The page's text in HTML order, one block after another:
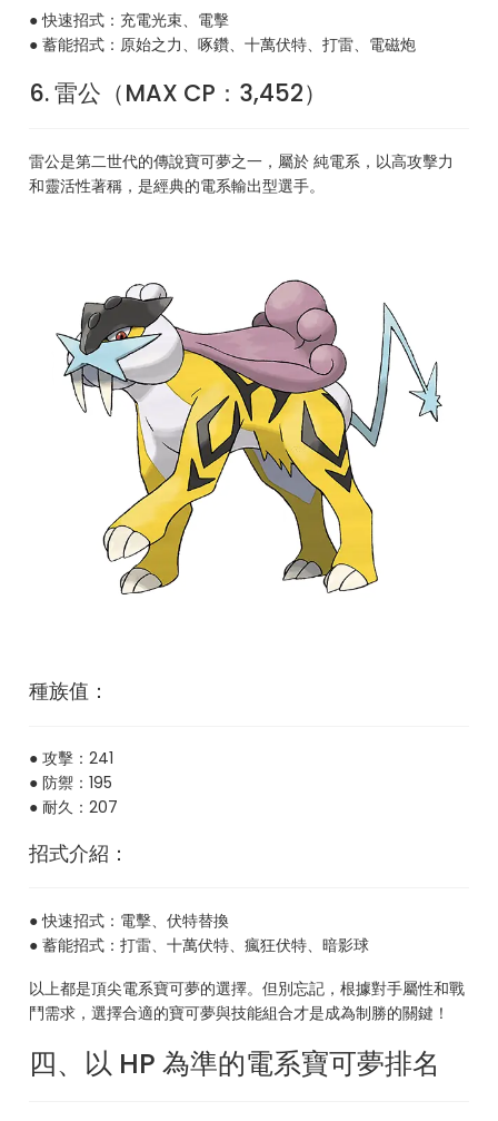
● 快速招式：充電光束、電擊
● 蓄能招式：原始之力、啄鑽、十萬伏特、打雷、電磁炮
6. 雷公（MAX CP：3,452）
雷公是第二世代的傳說寶可夢之一，屬於 純電系，以高攻擊力
和靈活性著稱，是經典的電系輸出型選手。
種族值：
● 攻擊：241
● 防禦：195
● 耐久：207
招式介紹：
● 快速招式：電擊、伏特替換
● 蓄能招式：打雷、十萬伏特、瘋狂伏特、暗影球
以上都是頂尖電系寶可夢的選擇。但別忘記，根據對手屬性和戰
鬥需求，選擇合適的寶可夢與技能組合才是成為制勝的關鍵！
四、以 HP 為準的電系寶可夢排名